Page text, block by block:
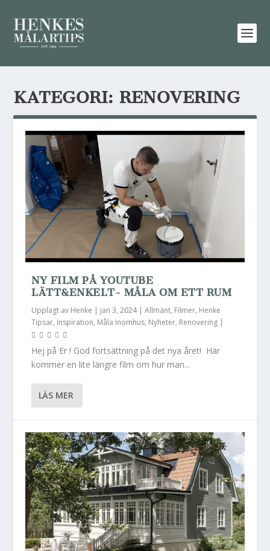
KATEGORI: RENOVERING
NY FILM PÅ YOUTUBE
LÄTT&ENKELT- MÅLA OM ETT RUM
Upplagt av Henke | jan 3, 2024|Allmänt, Filmer, Henke
Tipsar, Inspiration, Måla Inomhus, Nyheter, Renovering |
Hej på Er ! God fortsättning på det nya året! Här
kommer en lite längre film om hur man...
LÄS MER